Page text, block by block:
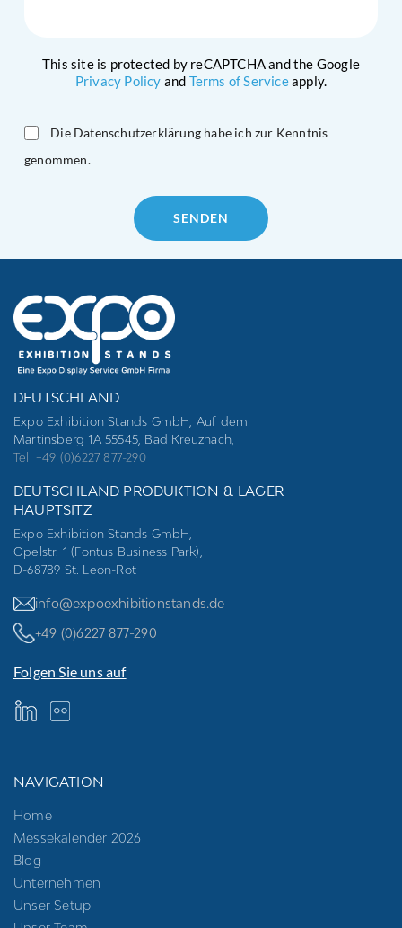
This site is protected by reCAPTCHA and the Google
Privacy Policy and Terms of Serviceapply.
Die Datenschutzerklärung habe ich zur Kenntnis
genommen.
empty.
DEUTSCHLAND
Expo Exhibition Stands GmbH, Auf dem
Martinsberg 1A 55545, Bad Kreuznach,
Tel: +49 (0)6227 877-290
DEUTSCHLAND PRODUKTION & LAGER
HAUPTSITZ
Expo Exhibition Stands GmbH,
Opelstr. 1 (Fontus Business Park),
D-68789 St. Leon-Rot
info@expoexhibitionstands.de
+49 (0)6227 877-290
Folgen Sie uns auf
NAVIGATION
Home
Messekalender 2026
Blog
Unternehmen
Unser Setup